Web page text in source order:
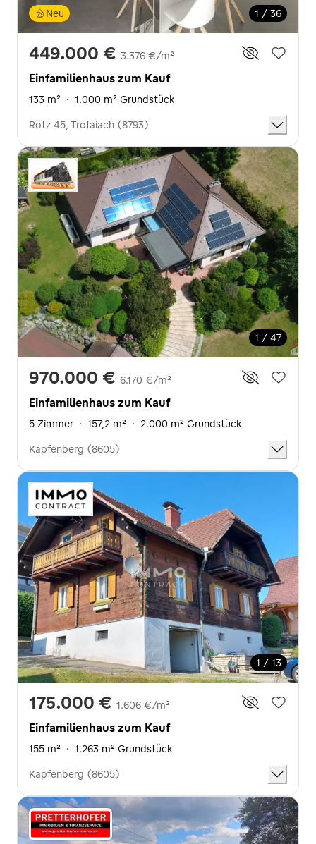
1 / 36
Neu
449.000 € 3.376 €/m²
Einfamilienhaus zum Kauf
133 m² · 1.000 m² Grundstück
Rötz 45, Trofaiach (8793)
1 / 47
970.000 € 6.170 €/m²
Einfamilienhaus zum Kauf
5 Zimmer · 157,2 m² · 2.000 m² Grundstück
Kapfenberg (8605)
1 / 13
175.000 € 1.606 €/m²
Einfamilienhaus zum Kauf
155 m² · 1.263 m² Grundstück
Kapfenberg (8605)